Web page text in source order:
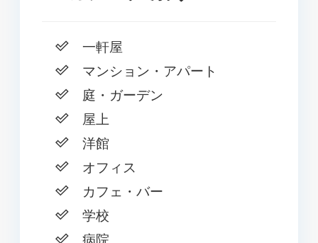
一軒屋
マンション・アパート
庭・ガーデン
屋上
洋館
オフィス
カフェ・バー
学校
病院